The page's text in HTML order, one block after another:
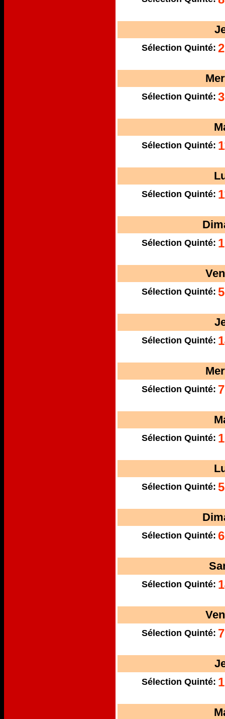
Sélection Quinté:
Sélection Quinté:
Sélection Quinté:
Sélection Quinté:
Sélection Quinté:
Sélection Quinté:
Sélection Quinté:
Sélection Quinté:
Sélection Quinté:
Sélection Quinté:
Sélection Quinté:
Sélection Quinté:
Sélection Quinté:
Sélection Quinté: